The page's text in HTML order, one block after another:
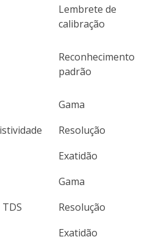
Lembrete de
calibração
Reconhecimento
padrão
Gama
Resolução
Exatidão
TDS
Gama
Resolução
Exatidão